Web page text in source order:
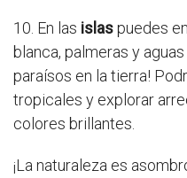
10. En las islaspuedes
blanca, palmeras y
paraísos en la tierra!
tropicales y explorar
colores brillantes.
¡La naturaleza es